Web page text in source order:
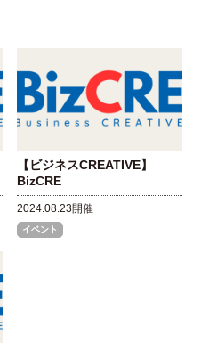
【ビジネスCREATIVE】
BizCRE
2024.08.23開催
イベント